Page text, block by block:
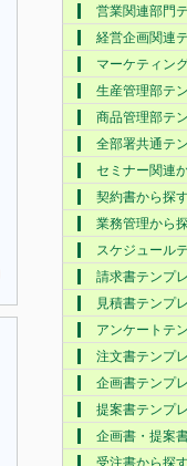
営業関連部門
経営企画関連
マーケティン
生産管理部テ
商品管理部テ
全部署共通テ
セミナー関連
契約書から探
業務管理から
スケジュール
請求書テンプ
見積書テンプ
アンケートテ
注文書テンプ
企画書テンプ
提案書テンプ
企画書・提案
受注書から探